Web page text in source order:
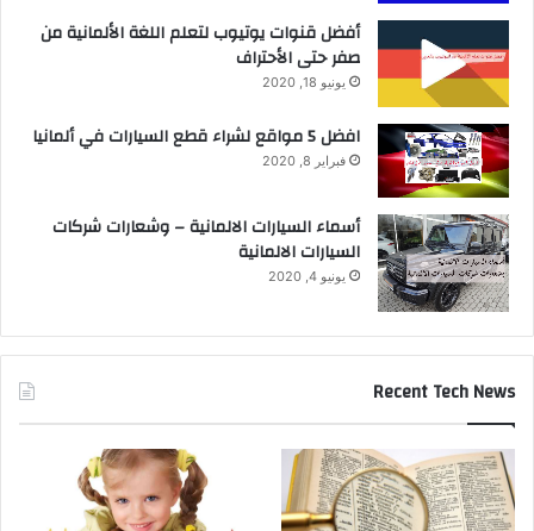
أفضل قنوات يوتيوب لتعلم اللغة الألمانية من
صفر حتى الأحتراف
يونيو 18, 2020
افضل 5 مواقع لشراء قطع السيارات في ألمانيا
فبراير 8, 2020
أسماء السيارات الالمانية – وشعارات شركات
السيارات الالمانية
يونيو 4, 2020
Recent Tech News